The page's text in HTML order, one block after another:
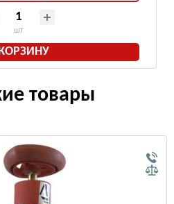
шт
товары